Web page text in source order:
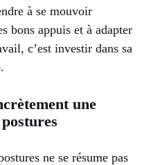
à se mouvoir
bons appuis et à adapter
c’est investir dans sa
une
ne se résume pas